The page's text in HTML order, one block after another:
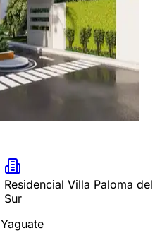
Residencial Villa Paloma del
Sur
Yaguate